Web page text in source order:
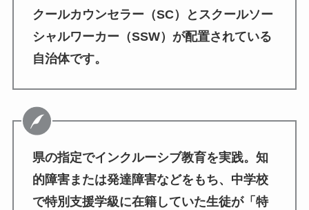
クールカウンセラー（SC）とスクールソー
シャルワーカー（SSW）が配置されている
自治体です。
県の指定でインクルーシブ教育を実践。知
的障害または発達障害などをもち、中学校
で特別支援学級に在籍していた生徒が「特